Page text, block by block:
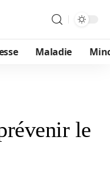
Maladie
le